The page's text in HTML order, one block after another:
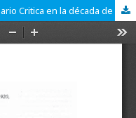
Critica en la década de 1920